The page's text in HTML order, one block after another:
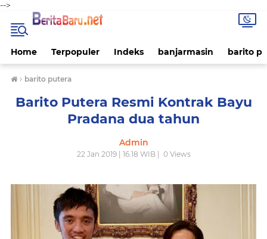
-->
Home Terpopuler Indeks banjarmasin barito
› barito putera
Barito Putera Resmi Kontrak Bayu
Pradana dua tahun
Admin
22 Jan 2019 | 16.18 WIB | 0Views